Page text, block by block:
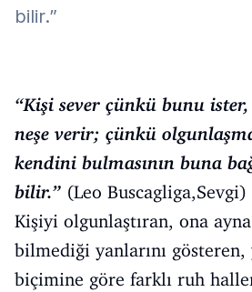
bilir.”
“Kişi sever çünkü bunu
neşe verir; çünkü
kendini bulmasının buna
bilir.” (Leo Buscagliga,Sevgi)
Kişiyi olgunlaştıran, ona
bilmediği yanlarını gösteren,
biçimine göre farklı ruh